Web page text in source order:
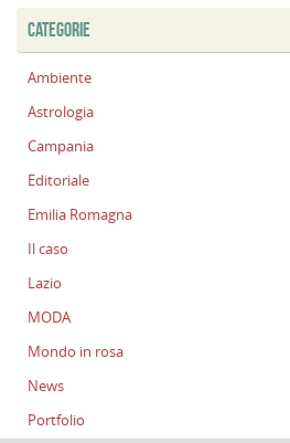
CATEGORIE
Ambiente
Astrologia
Campania
Editoriale
Emilia Romagna
Il caso
Lazio
MODA
Mondo in rosa
News
Portfolio